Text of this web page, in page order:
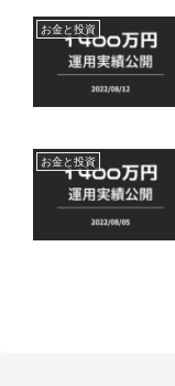
お金と投資
お金と投資